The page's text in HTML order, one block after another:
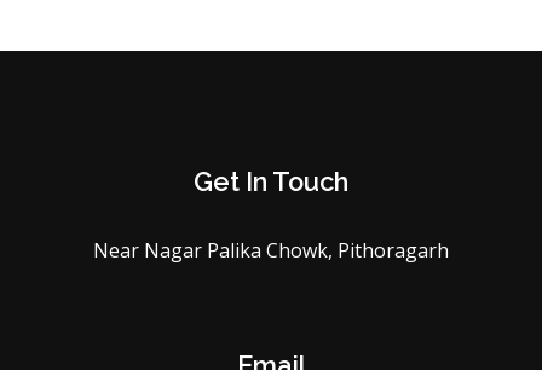
Get In Touch
Near Nagar Palika Chowk, Pithoragarh